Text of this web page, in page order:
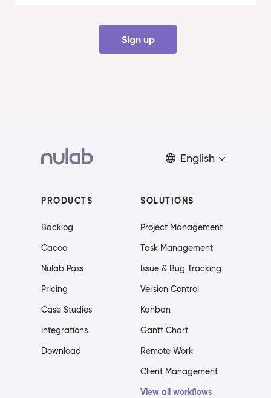
Sign up
English
PRODUCTS
Backlog
Cacoo
Nulab Pass
Pricing
Case Studies
Integrations
Download
SOLUTIONS
Project Management
Task Management
Issue & Bug Tracking
Version Control
Kanban
Gantt Chart
Remote Work
Client Management
View all workflows